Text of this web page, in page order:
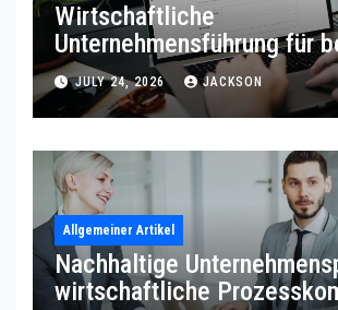
Wirtschaftliche
Unternehmensführung für
Prozessqualität
JULY 24, 2026 JACKSON
Allgemeiner Artikel
Nachhaltige
wirtschaftliche